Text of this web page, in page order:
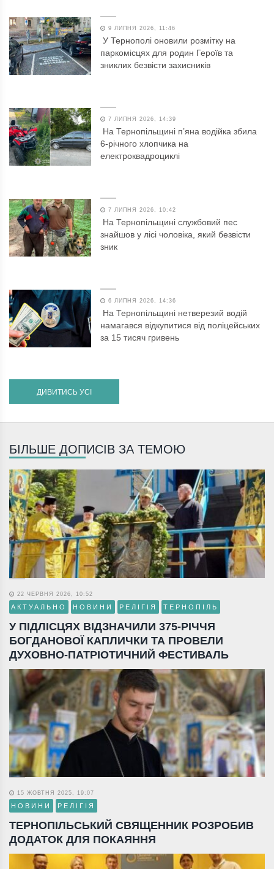
9 ЛИПНЯ 2026, 11:46
У Тернополі оновили розмітку на
паркомісцях для родин Героїв та
зниклих безвісти захисників
7 ЛИПНЯ 2026, 14:39
На Тернопільщині п’яна водійка збила
6-річного хлопчика на
електроквадроциклі
7 ЛИПНЯ 2026, 10:42
На Тернопільщині службовий пес
знайшов у лісі чоловіка, який безвісти
зник
6 ЛИПНЯ 2026, 14:36
На Тернопільщині нетверезий водій
намагався відкупитися від поліцейських
за 15 тисяч гривень
ДИВИТИСЬ УСІ
БІЛЬШЕ ДОПИСІВ ЗА ТЕМОЮ
22 ЧЕРВНЯ 2026, 10:52
АКТУАЛЬНО НОВИНИ РЕЛІГІЯ ТЕРНОПІЛЬ
У ПІДЛІСЦЯХ ВІДЗНАЧИЛИ 375-РІЧЧЯ
БОГДАНОВОЇ КАПЛИЧКИ ТА ПРОВЕЛИ
ДУХОВНО-ПАТРІОТИЧНИЙ ФЕСТИВАЛЬ
15 ЖОВТНЯ 2025, 19:07
НОВИНИ РЕЛІГІЯ
ТЕРНОПІЛЬСЬКИЙ СВЯЩЕННИК РОЗРОБИВ
ДОДАТОК ДЛЯ ПОКАЯННЯ